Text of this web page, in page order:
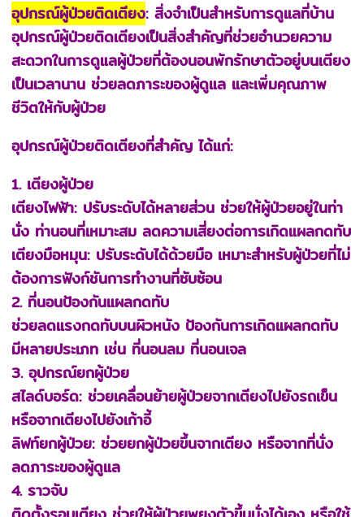
อุปกรณ์ผู้ป่วยติดเตียง: สิ่งจำเป็นสำหรับการดูแลที่บ้าน
อุปกรณ์ผู้ป่วยติดเตียงเป็นสิ่งสำคัญที่ช่วยอำนวยความ
สะดวกในการดูแลผู้ป่วยที่ต้องนอนพักรักษาตัวอยู่บนเตียง
เป็นเวลานาน ช่วยลดภาระของผู้ดูแล และเพิ่มคุณภาพ
ชีวิตให้กับผู้ป่วย
อุปกรณ์ผู้ป่วยติดเตียงที่สำคัญ ได้แก่:
1. เตียงผู้ป่วย
เตียงไฟฟ้า: ปรับระดับได้หลายส่วน ช่วยให้ผู้ป่วยอยู่ในท่า
นั่ง ท่านอนที่เหมาะสม ลดความเสี่ยงต่อการเกิดแผลกดทับ
เตียงมือหมุน: ปรับระดับได้ด้วยมือ เหมาะสำหรับผู้ป่วยที่ไม่
ต้องการฟังก์ชันการทำงานที่ซับซ้อน
2. ที่นอนป้องกันแผลกดทับ
ช่วยลดแรงกดทับบนผิวหนัง ป้องกันการเกิดแผลกดทับ
มีหลายประเภท เช่น ที่นอนลม ที่นอนเจล
3. อุปกรณ์ยกผู้ป่วย
สไลด์บอร์ด: ช่วยเคลื่อนย้ายผู้ป่วยจากเตียงไปยังรถเข็น
หรือจากเตียงไปยังเก้าอี้
ลิฟท์ยกผู้ป่วย: ช่วยยกผู้ป่วยขึ้นจากเตียง หรือจากที่นั่ง
ลดภาระของผู้ดูแล
4. ราวจับ